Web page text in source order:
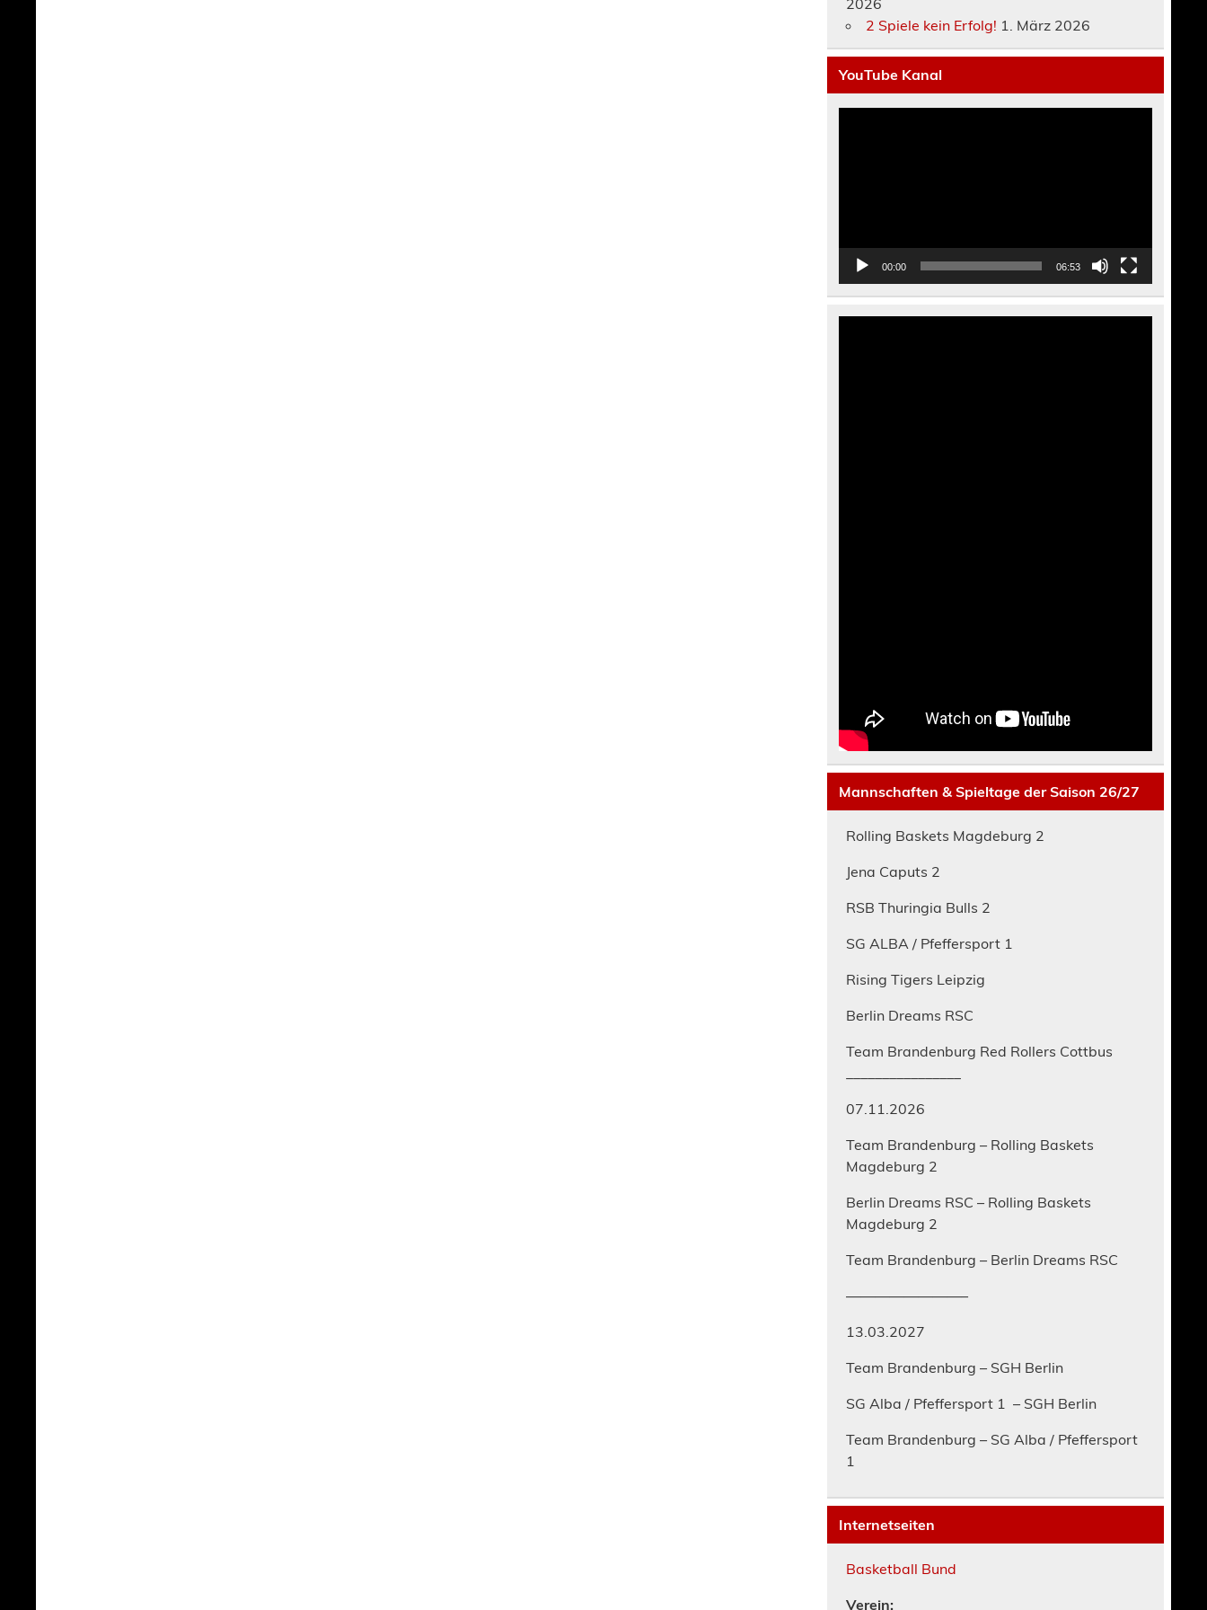
2 Spiele kein Erfolg! 1. März 2026
YouTube Kanal
Video-
00:00 06:53
Mannschaften & Spieltage der Saison 26/27
Rolling Baskets Magdeburg 2
Jena Caputs 2
RSB Thuringia Bulls 2
SG ALBA / Pfeffersport 1
Rising Tigers Leipzig
Berlin Dreams RSC
Team Brandenburg Red Rollers Cottbus
07.11.2026
Team Brandenburg – Rolling Baskets
Magdeburg 2
Berlin Dreams RSC – Rolling Baskets
Magdeburg 2
Team Brandenburg – Berlin Dreams RSC
————————–
13.03.2027
Team Brandenburg – SGH Berlin
SG Alba / Pfeffersport 1 – SGH Berlin
Team Brandenburg – SG Alba / Pfeffersport
1
Internetseiten
Basketball Bund
Verein: